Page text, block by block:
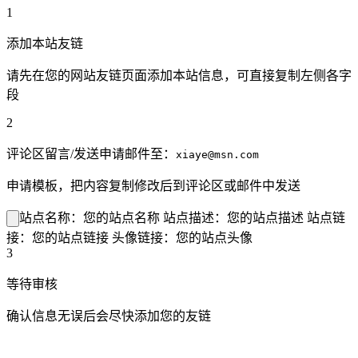
1
添加本站友链
请先在您的网站友链页面添加本站信息，可直接复制左侧各字
段
2
评论区留言/发送申请邮件至： xiaye@msn.com
申请模板，把内容复制修改后到评论区或邮件中发送
站点名称：您的站点名称 站点描述：您的站点描述 站点链
接：您的站点链接 头像链接：您的站点头像
3
等待审核
确认信息无误后会尽快添加您的友链